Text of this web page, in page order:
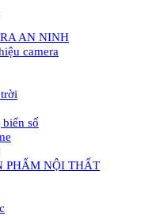
AN NINH
camera
biển số
PHẨM NỘI THẤT